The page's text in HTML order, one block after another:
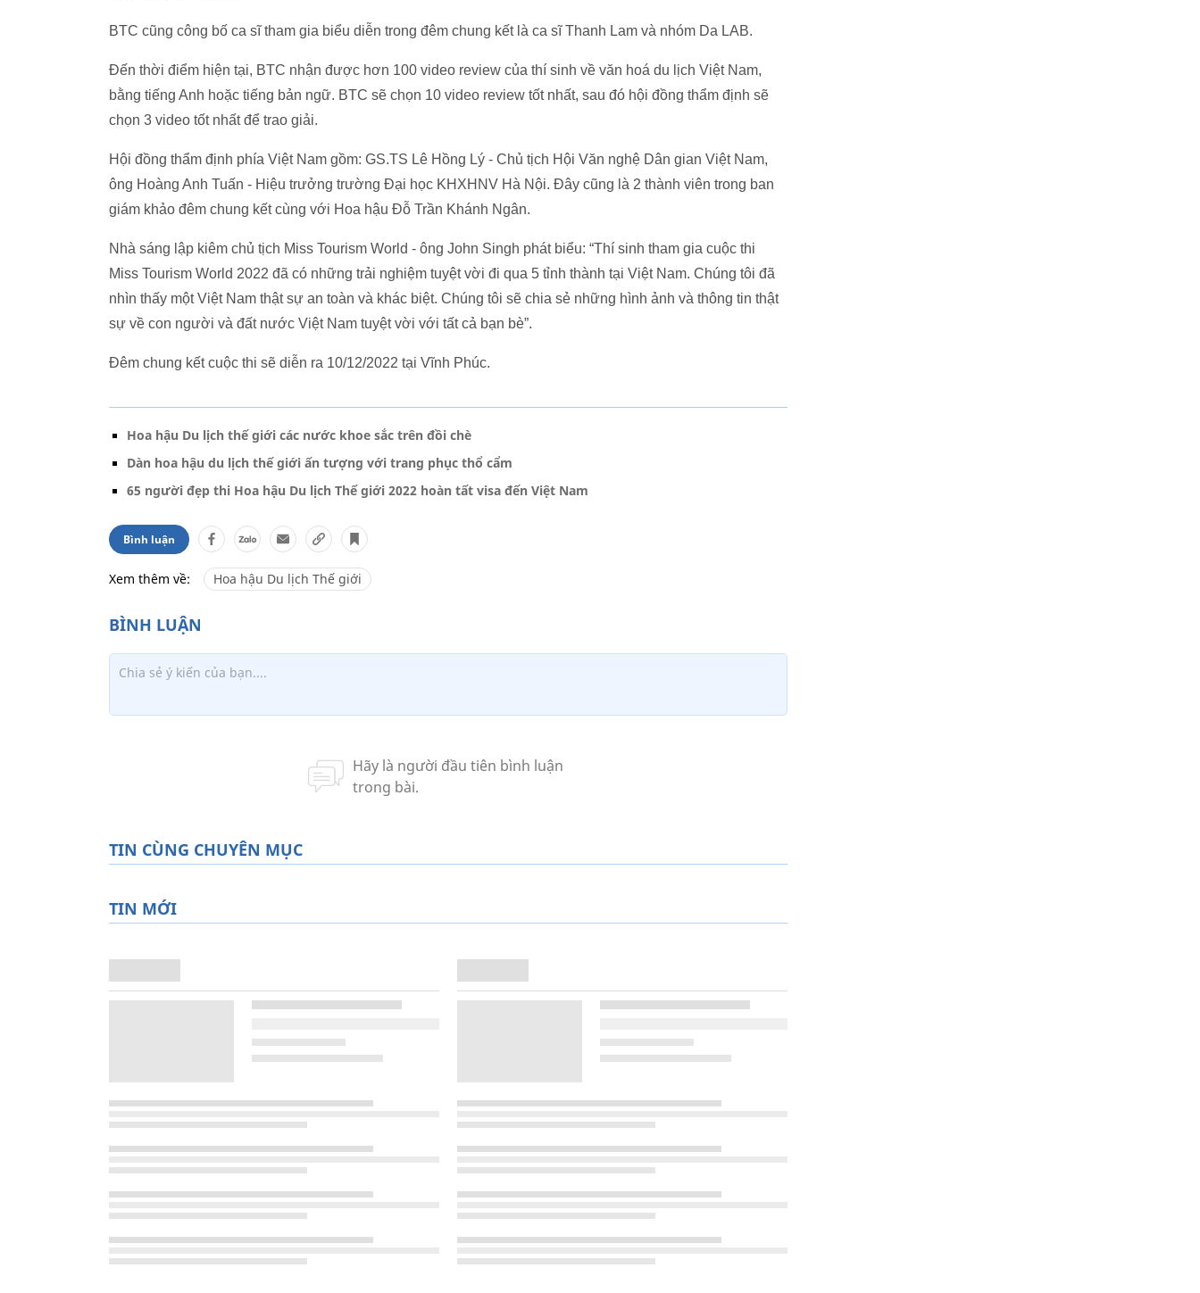
BTC cũng công bố ca sĩ tham gia biểu diễn trong đêm chung kết là ca sĩ Thanh Lam và nhóm Da LAB.
Đến thời điểm hiện tại, BTC nhận được hơn 100 video review của thí sinh về văn hoá du lịch Việt Nam,
bằng tiếng Anh hoặc tiếng bản ngữ. BTC sẽ chọn 10 video review tốt nhất, sau đó hội đồng thẩm định sẽ
chọn 3 video tốt nhất để trao giải.
Hội đồng thẩm định phía Việt Nam gồm: GS.TS Lê Hồng Lý - Chủ tịch Hội Văn nghệ Dân gian Việt Nam,
ông Hoàng Anh Tuấn - Hiệu trưởng trường Đại học KHXHNV Hà Nội. Đây cũng là 2 thành viên trong ban
giám khảo đêm chung kết cùng với Hoa hậu Đỗ Trần Khánh Ngân.
Nhà sáng lập kiêm chủ tịch Miss Tourism World - ông John Singh phát biểu: “Thí sinh tham gia cuộc thi
Miss Tourism World 2022 đã có những trải nghiệm tuyệt vời đi qua 5 tỉnh thành tại Việt Nam. Chúng tôi đã
nhìn thấy một Việt Nam thật sự an toàn và khác biệt. Chúng tôi sẽ chia sẻ những hình ảnh và thông tin thật
sự về con người và đất nước Việt Nam tuyệt vời với tất cả bạn bè”.
Đêm chung kết cuộc thi sẽ diễn ra 10/12/2022 tại Vĩnh Phúc.
Hoa hậu Du lịch thế giới các nước khoe sắc trên đồi chè
Dàn hoa hậu du lịch thế giới ấn tượng với trang phục thổ cẩm
65 người đẹp thi Hoa hậu Du lịch Thế giới 2022 hoàn tất visa đến Việt Nam
Bình luận
Xem thêm về: Hoa hậu Du lịch Thế giới
TIN CÙNG CHUYÊN MỤC
TIN MỚI